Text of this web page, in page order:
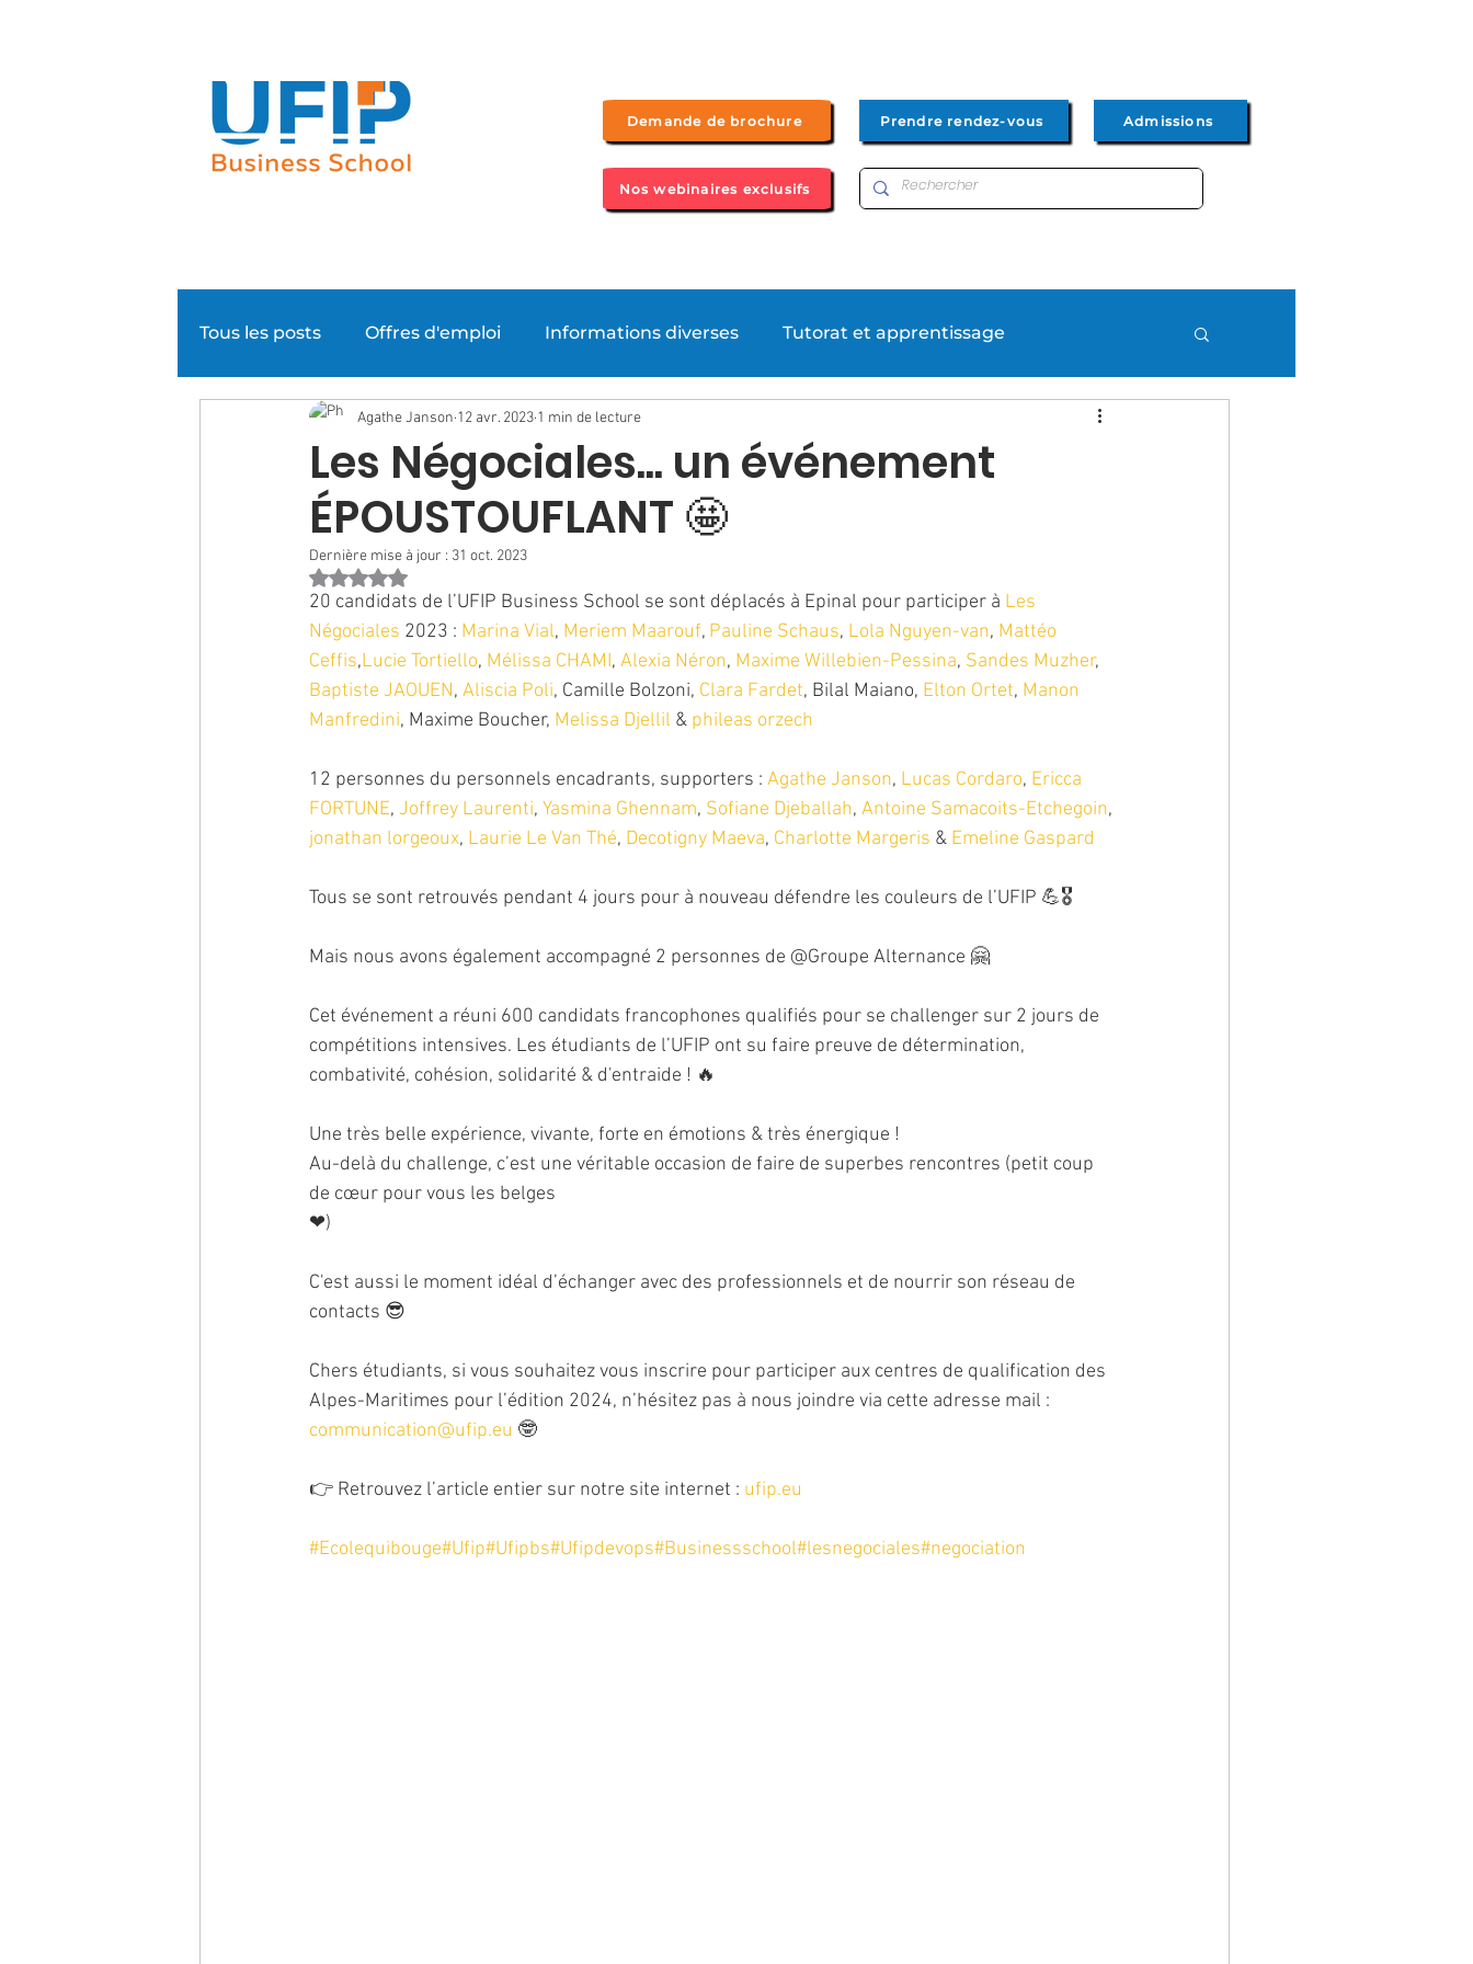
Demande de brochure Prendre rendez-vous Admissions
Nos webinaires exclusifs
Tous les posts Offres d'emploi Informations diverses Tutorat et apprentissage
Evénementiel Super News Formations
Les Négociales... un événement
ÉPOUSTOUFLANT 🤩
Agathe Janson 12 avr. 2023 1 min de lecture
Dernière mise à jour : 31 oct. 2023
Noté NaN étoiles sur 5.
20 candidats de l’UFIP Business School se sont déplacés à Epinal pour participer à Les
Négociales 2023 : Marina Vial, Meriem Maarouf, Pauline Schaus, Lola Nguyen-van, Mattéo
Ceffis,Lucie Tortiello, Mélissa CHAMI, Alexia Néron, Maxime Willebien-Pessina, Sandes Muzher,
Baptiste JAOUEN, Aliscia Poli, Camille Bolzoni, Clara Fardet, Bilal Maiano, Elton Ortet, Manon
Manfredini, Maxime Boucher, Melissa Djellil & phileas orzech
12 personnes du personnels encadrants, supporters : Agathe Janson, Lucas Cordaro, Ericca
FORTUNE, Joffrey Laurenti, Yasmina Ghennam, Sofiane Djeballah, Antoine Samacoits-Etchegoin,
jonathan lorgeoux, Laurie Le Van Thé, Decotigny Maeva, Charlotte Margeris & Emeline Gaspard
Tous se sont retrouvés pendant 4 jours pour à nouveau défendre les couleurs de l’UFIP 💪🎖
Mais nous avons également accompagné 2 personnes de @Groupe Alternance 🤗
Cet événement a réuni 600 candidats francophones qualifiés pour se challenger sur 2 jours de
compétitions intensives. Les étudiants de l’UFIP ont su faire preuve de détermination,
combativité, cohésion, solidarité & d'entraide ! 🔥
Une très belle expérience, vivante, forte en émotions & très énergique !
Au-delà du challenge, c’est une véritable occasion de faire de superbes rencontres (petit coup
de cœur pour vous les belges
❤)
C'est aussi le moment idéal d’échanger avec des professionnels et de nourrir son réseau de
contacts 😎
Chers étudiants, si vous souhaitez vous inscrire pour participer aux centres de qualification des
Alpes-Maritimes pour l’édition 2024, n’hésitez pas à nous joindre via cette adresse mail :
communication@ufip.eu 🤓
👉 Retrouvez l’article entier sur notre site internet : ufip.eu
#Ecolequibouge#Ufip#Ufipbs#Ufipdevops#Businessschool#lesnegociales#negociation